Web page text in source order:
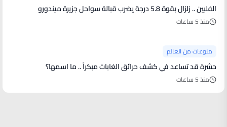
الفلبين .. زلزال بقوة 5.8 درجة يضرب قبالة سواحل جزيرة ميندورو
منذ 5 ساعات
منوعات من العالم
حشرة قد تساعد في كشف حرائق الغابات مبكراً .. ما اسمها؟
منذ 5 ساعات